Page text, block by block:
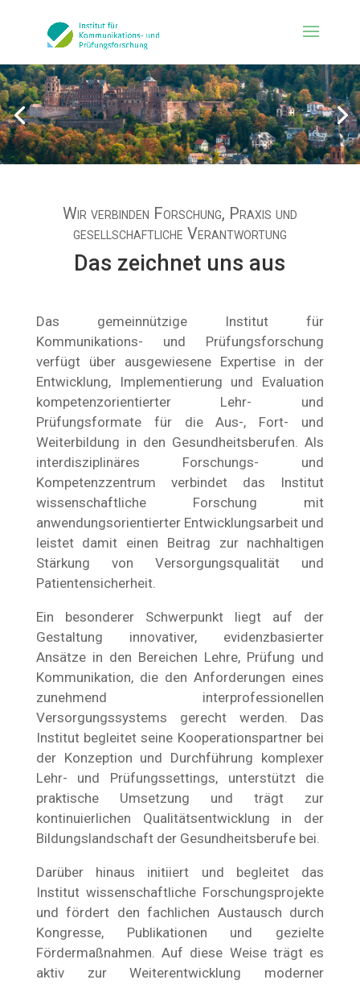
Wir verbinden Forschung, Praxis und
gesellschaftliche Verantwortung
Das zeichnet uns aus
Das gemeinnützige Institut für
Kommunikations- und Prüfungsforschung
verfügt über ausgewiesene Expertise in der
Entwicklung, Implementierung und Evaluation
kompetenzorientierter Lehr- und
Prüfungsformate für die Aus-, Fort- und
Weiterbildung in den Gesundheitsberufen. Als
interdisziplinäres Forschungs- und
Kompetenzzentrum verbindet das Institut
wissenschaftliche Forschung mit
anwendungsorientierter Entwicklungsarbeit und
leistet damit einen Beitrag zur nachhaltigen
Stärkung von Versorgungsqualität und
Patientensicherheit.
Ein besonderer Schwerpunkt liegt auf der
Gestaltung innovativer, evidenzbasierter
Ansätze in den Bereichen Lehre, Prüfung und
Kommunikation, die den Anforderungen eines
zunehmend interprofessionellen
Versorgungssystems gerecht werden. Das
Institut begleitet seine Kooperationspartner bei
der Konzeption und Durchführung komplexer
Lehr- und Prüfungssettings, unterstützt die
praktische Umsetzung und trägt zur
kontinuierlichen Qualitätsentwicklung in der
Bildungslandschaft der Gesundheitsberufe bei.
Darüber hinaus initiiert und begleitet das
Institut wissenschaftliche Forschungsprojekte
und fördert den fachlichen Austausch durch
Kongresse, Publikationen und gezielte
Fördermaßnahmen. Auf diese Weise trägt es
aktiv zur Weiterentwicklung moderner